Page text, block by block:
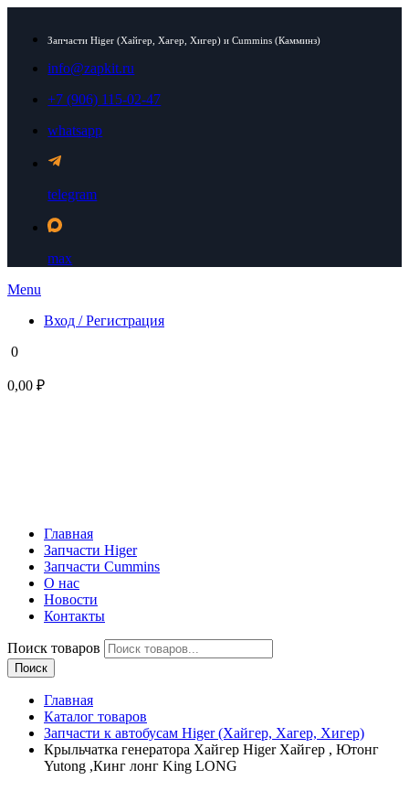
Запчасти Higer (Хайгер, Хагер, Хигер) и Cummins (Камминз)
info@zapkit.ru
+7 (906) 115-02-47
whatsapp
telegram
max
Menu
Вход / Регистрация
0
0,00 ₽
Главная
Запчасти Higer
Запчасти Cummins
О нас
Новости
Контакты
Поиск товаров
Поиск
Главная
Каталог товаров
Запчасти к автобусам Higer (Хайгер, Хагер, Хигер)
Крыльчатка генератора Хайгер Higer Хайгер , Ютонг
Yutong ,Кинг лонг King LONG